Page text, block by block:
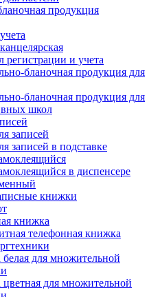
продукция
регистрации и учета
бланочная продукция для
бланочная продукция для
школ
записей
записей в подставке
в диспенсере
книжки
книжка
телефонная книжка
белая для множительной
цветная для множительной